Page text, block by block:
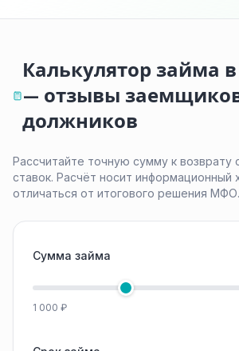
Калькулятор займа
— отзывы
должников
Рассчитайте точную сумму к возврату
ставок. Расчёт носит информационный
отличаться от итогового решения МФО.
Сумма займа
1 000 ₽